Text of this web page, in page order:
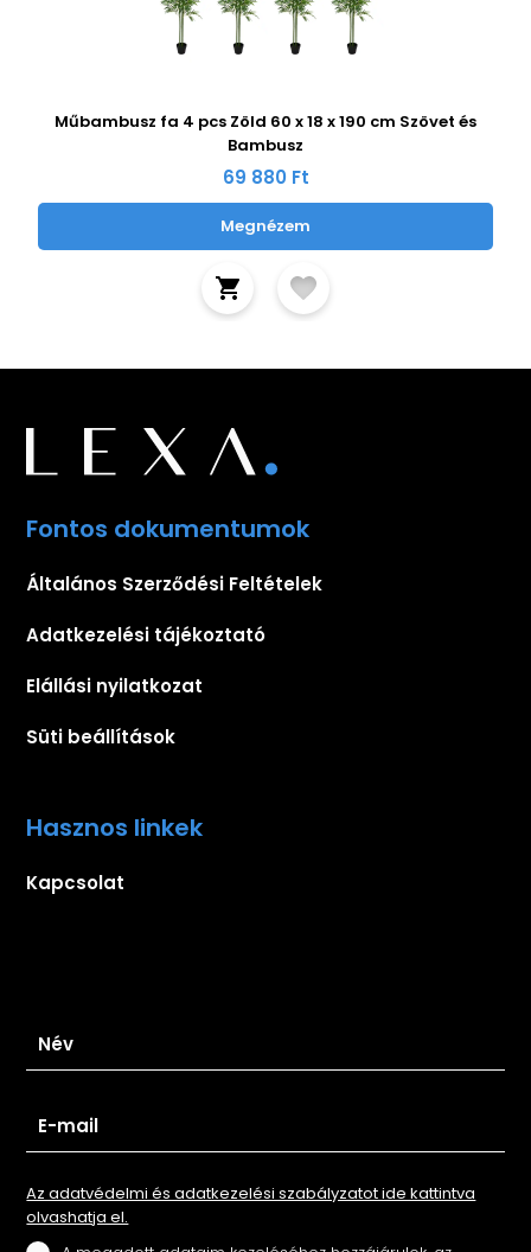
Műbambusz fa 4 pcs Zöld 60 x 18 x 190 cm Szövet és
Bambusz
69 880 Ft
Megnézem
Fontos dokumentumok
Általános Szerződési Feltételek
Adatkezelési tájékoztató
Elállási nyilatkozat
Süti beállítások
Hasznos linkek
Kapcsolat
Az adatvédelmi és adatkezelési szabályzatot ide kattintva
olvashatja el.